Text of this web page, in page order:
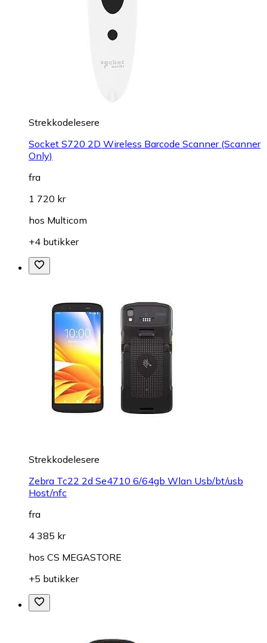
Strekkodelesere
Socket S720 2D Wireless Barcode Scanner (Scanner
Only)
fra
1 720 kr
hos Multicom
+4 butikker
Strekkodelesere
Zebra Tc22 2d Se4710 6/64gb Wlan Usb/bt/usb
Host/nfc
fra
4 385 kr
hos CS MEGASTORE
+5 butikker